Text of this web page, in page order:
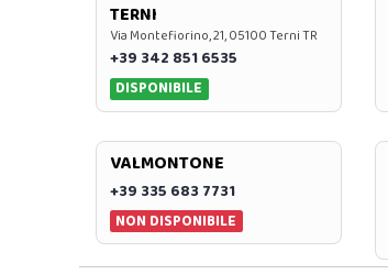
TERNI
Via Montefiorino, 21, 05100 Terni TR
+39 342 851 6535
DISPONIBILE
VALMONTONE
+39 335 683 7731
NON DISPONIBILE